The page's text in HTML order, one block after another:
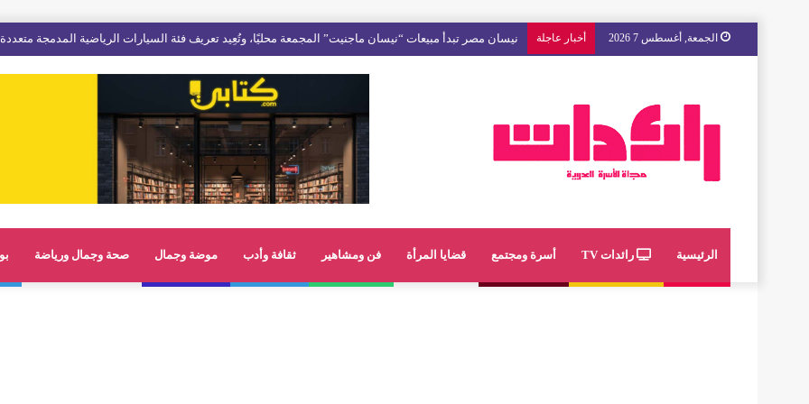
الجمعة, أغسطس 7 2026 أخبار عاجلة نيسان مصر تبدأ مبيعات “نيسان ماجنيت” المجمعة محليًا، وتُعِيد تعريف فئة السيارات الرياضية المدمجة
الرئيسية رائدات TV أسرة ومجتمع قضايا المرأة فن ومشاهير ثقافة وأدب موضة وجمال صحة وجمال ورياضة